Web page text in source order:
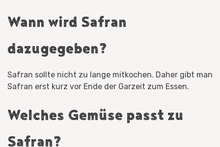
Wann wird Safran
dazugegeben?
Safran sollte nicht zu lange mitkochen. Daher gibt man
Safran erst kurz vor Ende der Garzeit zum Essen.
Welches Gemüse passt zu
Safran?